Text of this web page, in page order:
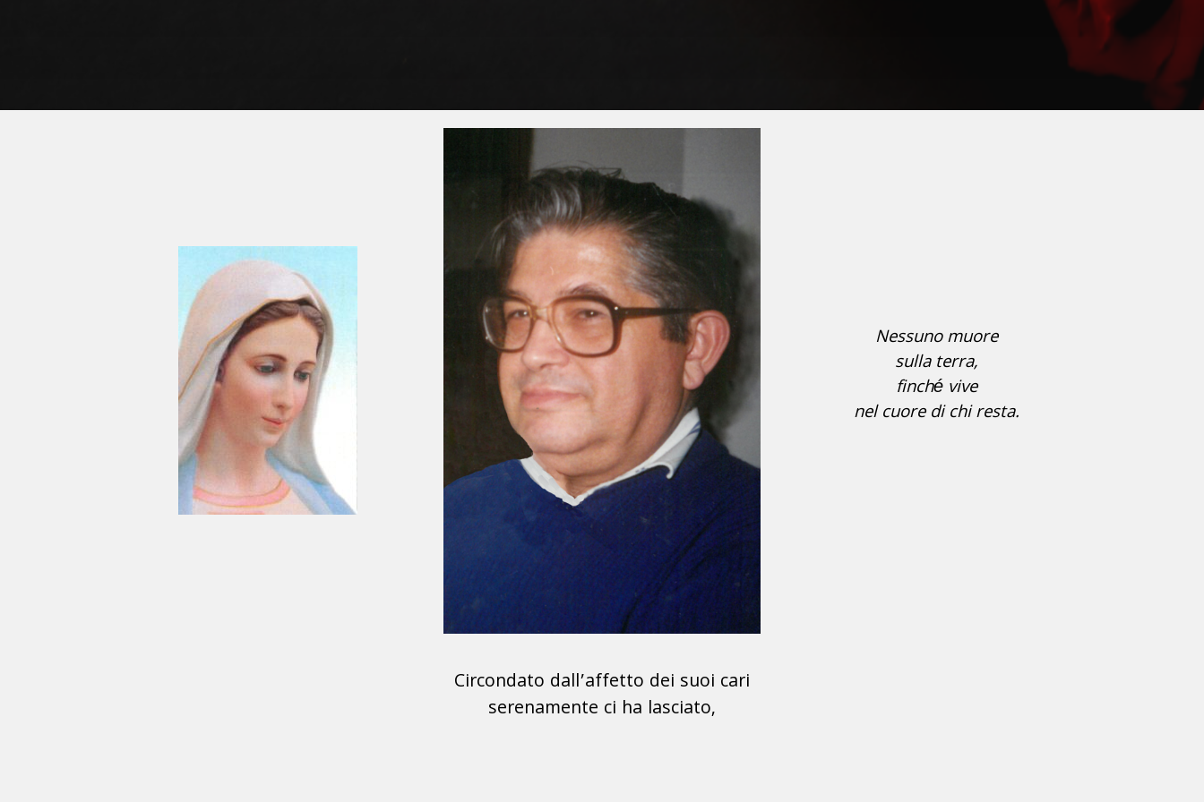
Nessuno muore
sulla terra,
finché vive
nel cuore di chi resta.
Circondato dall’affetto dei suoi cari
serenamente ci ha lasciato,